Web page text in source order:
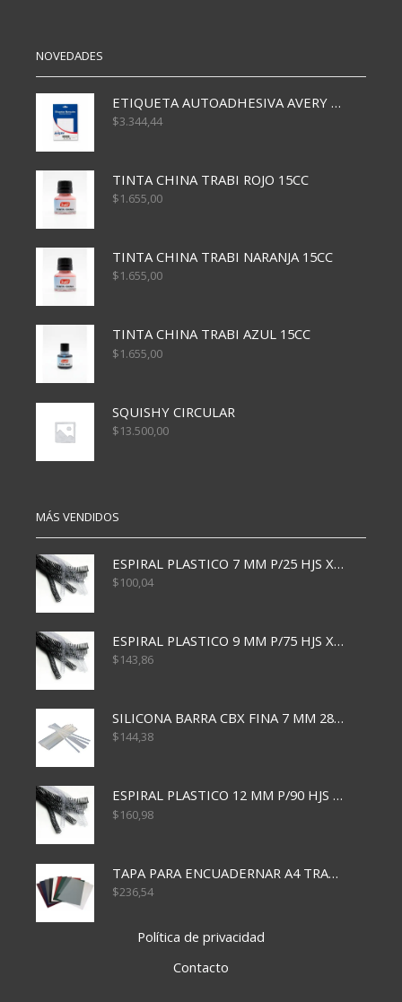
NOVEDADES
ETIQUETA AUTOADHESIVA AVERY 3026 30H 20 X 70
$3.344,44
TINTA CHINA TRABI ROJO 15CC
$1.655,00
TINTA CHINA TRABI NARANJA 15CC
$1.655,00
TINTA CHINA TRABI AZUL 15CC
$1.655,00
SQUISHY CIRCULAR
$13.500,00
MÁS VENDIDOS
ESPIRAL PLASTICO 7 MM P/25 HJS X50x3000
$100,04
ESPIRAL PLASTICO 9 MM P/75 HJS X50X2400
$143,86
SILICONA BARRA CBX FINA 7 MM 28 CM
$144,38
ESPIRAL PLASTICO 12 MM P/90 HJS X50X1500
$160,98
TAPA PARA ENCUADERNAR A4 TRANSP x50x500
$236,54
Política de privacidad
Contacto